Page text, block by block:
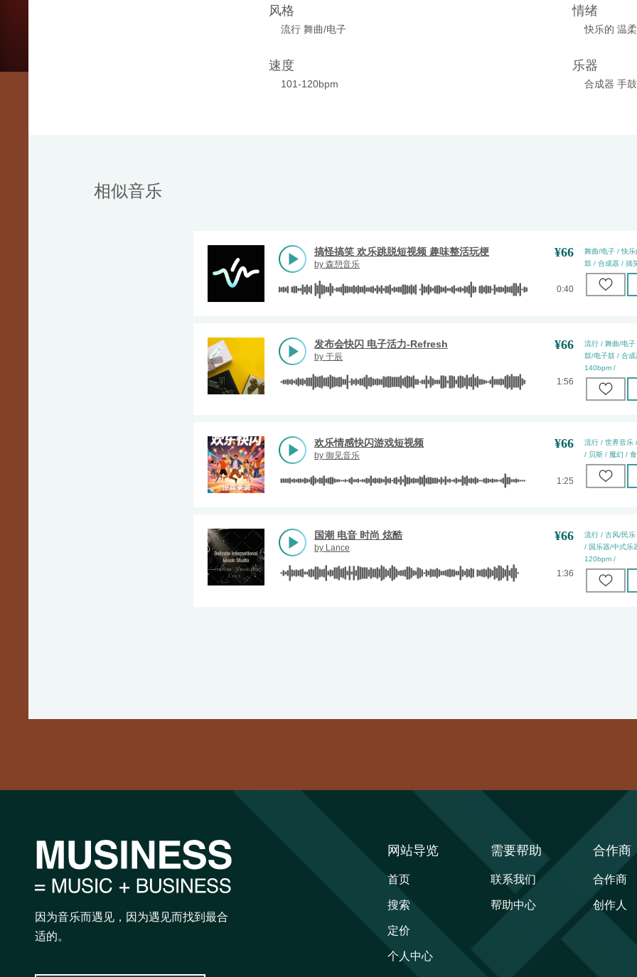
风格
流行 舞曲/电子
情绪
快乐的 温
速度
101-120bpm
乐器
合成器 手
相似音乐
搞怪搞笑 欢乐跳脱短视频 趣味整活玩梗
by 森憩音乐
¥66
0:40
舞曲/电子 / 快
鼓 / 合成器 / 搞
发布会快闪 电子活力-Refresh
by 于辰
¥66
1:56
流行 / 舞曲/电
鼓/电子鼓 / 合
140bpm /
欢乐情感快闪游戏短视频
by 御见音乐
¥66
1:25
流行 / 世界音乐
/ 贝斯 / 魔幻 /
国潮 电音 时尚 炫酷
by Lance
¥66
1:36
流行 / 古风/民
/ 国乐器/中式乐
120bpm /
因为音乐而遇见，因为遇见而找到最合
适的。
网站导览
首页
搜索
定价
个人中心
需要帮助
联系我们
帮助中心
合作商
合作商
创作人